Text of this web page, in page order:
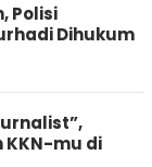
Polisi
Dihukum
KKN-mu di